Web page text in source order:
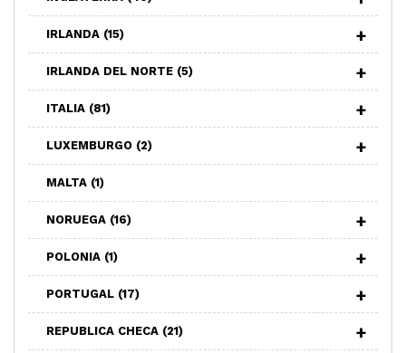
IRLANDA (15)
IRLANDA DEL NORTE (5)
ITALIA (81)
LUXEMBURGO (2)
MALTA (1)
NORUEGA (16)
POLONIA (1)
PORTUGAL (17)
REPUBLICA CHECA (21)